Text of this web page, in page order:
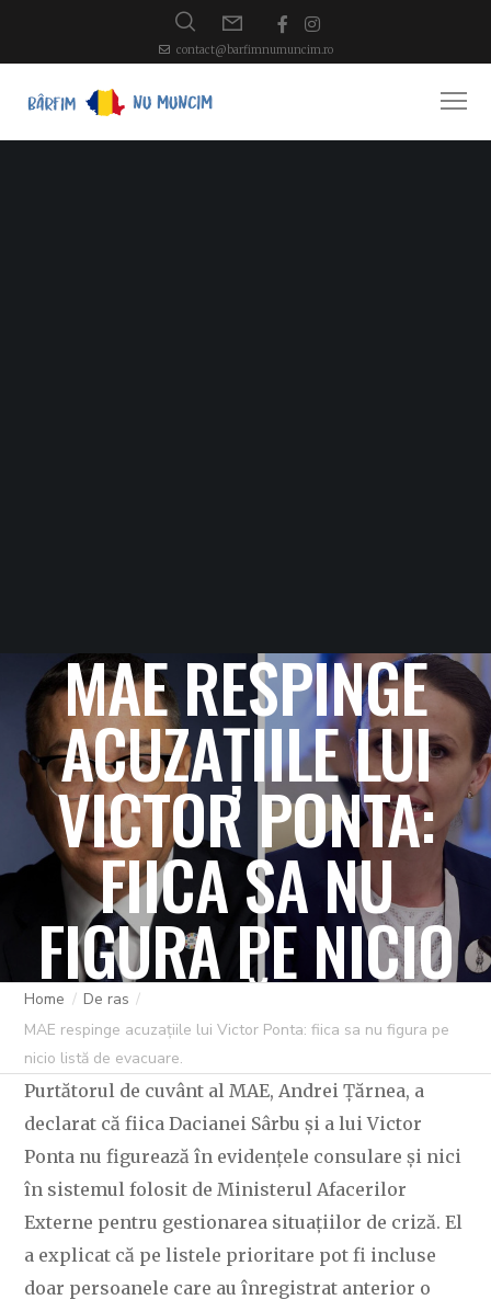
contact@barfimnumuncim.ro
MAE RESPINGE
ACUZAȚIILE LUI
VICTOR PONTA:
FIICA SA NU
FIGURA PE NICIO
LISTĂ DE
EVACUARE.
C OVIDIU 6 MARTIE 2026 230 LIKES
Home
De ras
MAE respinge acuzațiile lui Victor Ponta: fiica sa nu figura pe
nicio listă de evacuare.
Purtătorul de cuvânt al MAE, Andrei Ţărnea, a
declarat că fiica Dacianei Sârbu și a lui Victor
Ponta nu figurează în evidențele consulare și nici
în sistemul folosit de Ministerul Afacerilor
Externe pentru gestionarea situațiilor de criză. El
a explicat că pe listele prioritare pot fi incluse
doar persoanele care au înregistrat anterior o